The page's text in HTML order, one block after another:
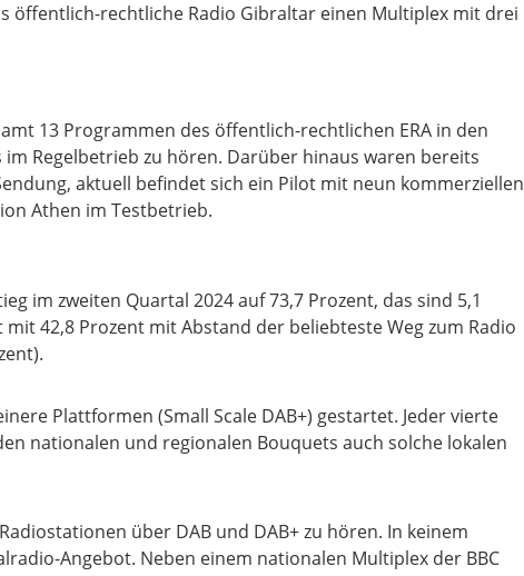
öffentlich-rechtliche Radio Gibraltar einen Multiplex mit drei
13 Programmen des öffentlich-rechtlichen ERA in den
Regelbetrieb zu hören. Darüber hinaus waren bereits
aktuell befindet sich ein Pilot mit neun kommerziellen
Athen im Testbetrieb.
im zweiten Quartal 2024 auf 73,7 Prozent, das sind 5,1
42,8 Prozent mit Abstand der beliebteste Weg zum Radio
Plattformen (Small Scale DAB+) gestartet. Jeder vierte
nationalen und regionalen Bouquets auch solche lokalen
über DAB und DAB+ zu hören. In keinem
Angebot. Neben einem nationalen Multiplex der BBC